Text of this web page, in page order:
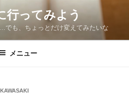
行ってみよう
でも、ちょっとだけ変えてみたいな
メニュー